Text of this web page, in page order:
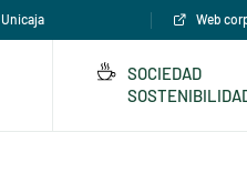
Unicaja Web
SOCIEDAD